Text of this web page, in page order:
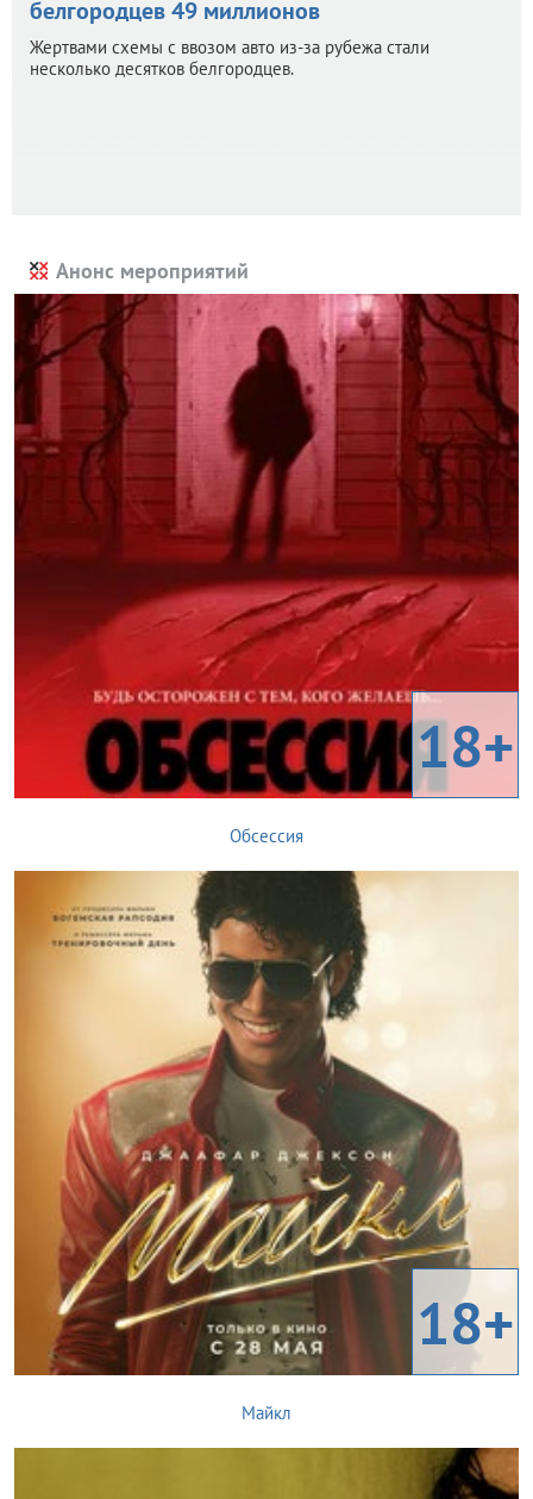
белгородцев 49 миллионов
Жертвами схемы с ввозом авто из-за рубежа стали
несколько десятков белгородцев.
Анонс мероприятий
18+
Обсессия
18+
Майкл